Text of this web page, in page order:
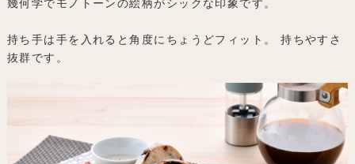
幾何学でモノトーンの絵柄がシックな印象です。
持ち手は手を入れると角度にちょうどフィット。 持ちやすさ
抜群です。